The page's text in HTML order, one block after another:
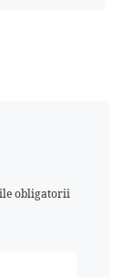
obligatorii